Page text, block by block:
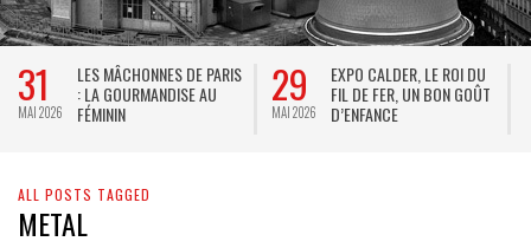
31
MAI 2026
LES MÂCHONNES DE PARIS
: LA GOURMANDISE AU
FÉMININ
29
MAI 2026
EXPO CALDER, LE ROI DU
FIL DE FER, UN BON GOÛT
D’ENFANCE
ALL POSTS TAGGED
METAL